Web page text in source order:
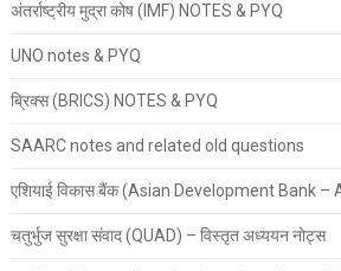
अंतर्राष्ट्रीय मुद्रा कोष (IMF) NOTES & PYQ
UNO notes & PYQ
ब्रिक्स (BRICS) NOTES & PYQ
SAARC notes and related old questions
एशियाई विकास बैंक (Asian Development Bank –
चतुर्भुज सुरक्षा संवाद (QUAD) – विस्तृत अध्ययन नोट्स